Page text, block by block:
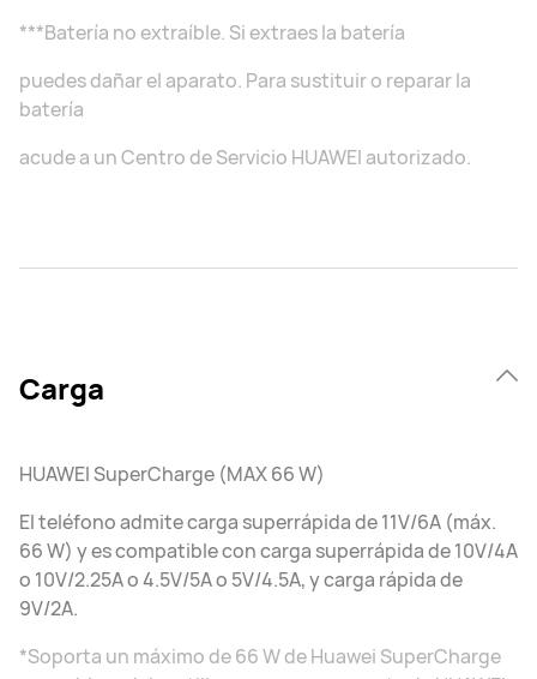
***Batería no extraíble. Si extraes la batería
puedes dañar el aparato. Para sustituir o reparar la
batería
acude a un Centro de Servicio HUAWEI autorizado.
Carga
HUAWEI SuperCharge (MAX 66 W)
El teléfono admite carga superrápida de 11V/6A (máx.
66 W) y es compatible con carga superrápida de 10V/4A
o 10V/2.25A o 4.5V/5A o 5V/4.5A, y carga rápida de
9V/2A.
*Soporta un máximo de 66 W de Huawei SuperCharge